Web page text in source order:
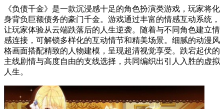
《负债千金》是一款沉浸感十足的角色扮演类游戏，玩家将化
身背负巨额债务的豪门千金。游戏通过丰富的情感互动系统，
让玩家体验从云端跌落后的人生逆袭。随着与不同角色建立情
感连接，可解锁多样化的互动情节和精美场景。细腻的动漫风
格画面搭配精致的人物建模，呈现超清视觉享受。跌宕起伏的
主线剧情与高度自由的支线选择，共同编织出引人入胜的虚拟
人生。